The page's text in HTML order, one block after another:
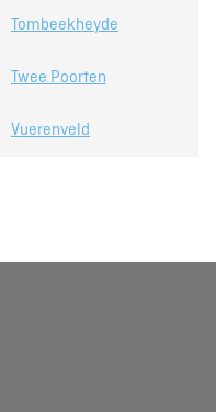
Tombeekheyde
Twee Poorten
Vuerenveld